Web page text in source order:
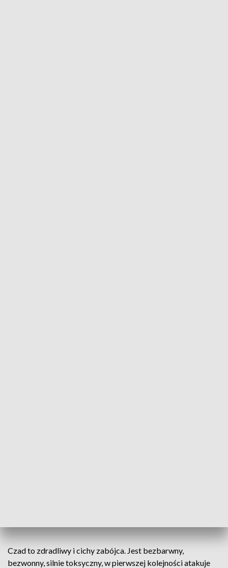
Czad to zdradliwy i cichy zabójca. Jest bezbarwny,
bezwonny, silnie toksyczny, w pierwszej kolejności atakuje